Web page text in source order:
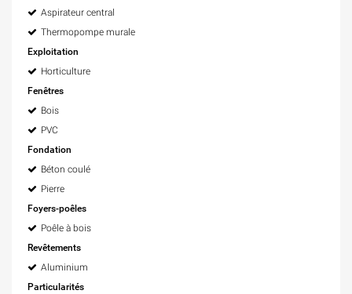
Aspirateur central
Thermopompe murale
Exploitation
Horticulture
Fenêtres
Bois
PVC
Fondation
Béton coulé
Pierre
Foyers-poêles
Poêle à bois
Revêtements
Aluminium
Particularités